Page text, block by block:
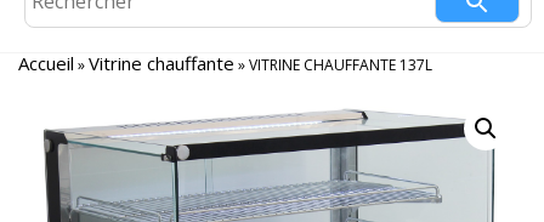
Accueil »Vitrine chauffante »VITRINE CHAUFFANTE 137L